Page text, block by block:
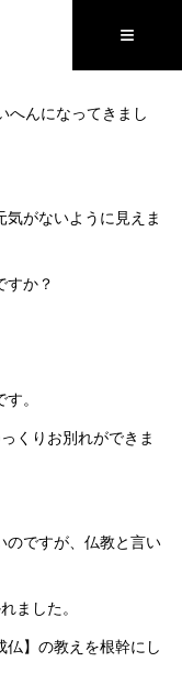
≡
へんになってきまし
気がないように見えま
すか？
。
くりお別れができま
のですが、仏教と言い
ました。
】の教えを根幹にし